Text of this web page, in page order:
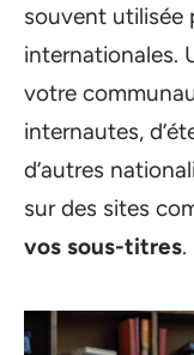
souvent utilisée
internationales.
votre
internautes,
d’autres
sur des sites
vos sous-titres.